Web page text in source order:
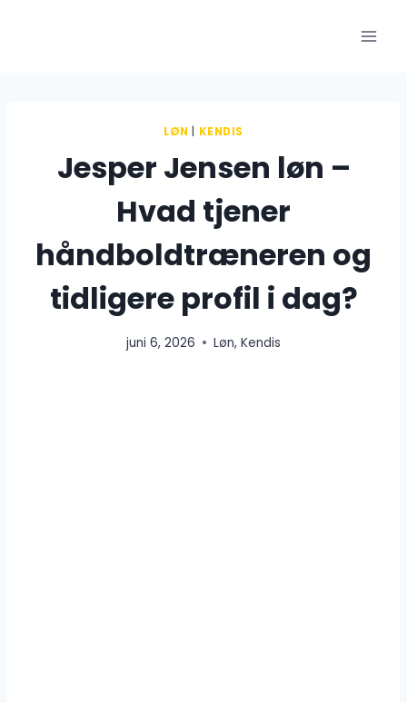
LØN KENDIS
Jesper Jensen løn –
Hvad tjener
håndboldtræneren og
tidligere profil i dag?
juni 6, 2026 Løn, Kendis